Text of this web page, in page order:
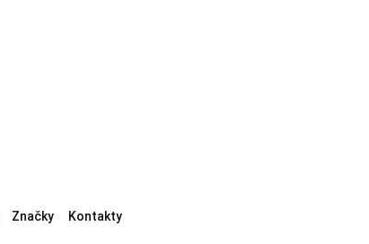
Značky Kontakty